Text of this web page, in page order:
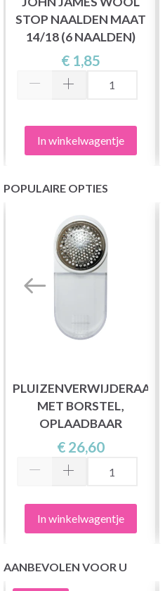
STOP NAALDEN MAAT
14/18 (6 NAALDEN)
€ 1,85
In winkelwagentje
POPULAIRE OPTIES
PLUIZENVERWIJDERAAR
MET BORSTEL,
OPLAADBAAR
€ 26,60
In winkelwagentje
AANBEVOLEN VOOR U